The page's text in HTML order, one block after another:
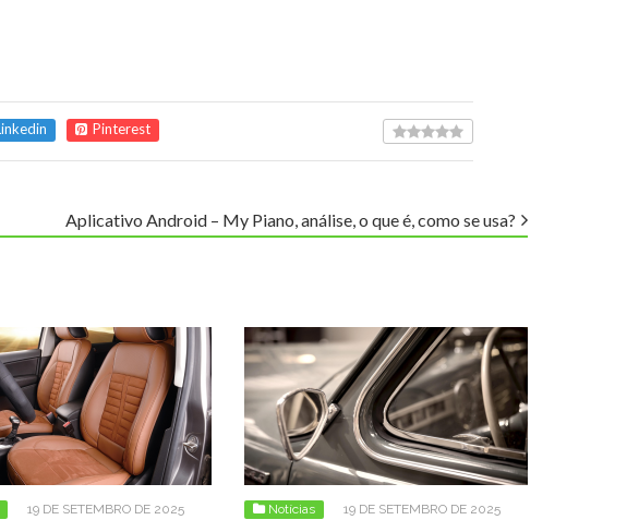
Pinterest
Aplicativo Android – My Piano, análise, o que é, como se usa?
19 DE SETEMBRO DE 2025 Notícias 19 DE SETEMBRO DE 2025